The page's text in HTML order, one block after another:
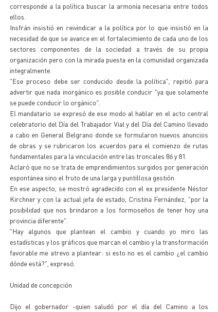
corresponde a la política buscar la armonía necesaria entre todos
ellos.
Insfrán insistió en reivindicar a la política por lo que insistió en la
necesidad de que se avance en el fortalecimiento de cada uno de los
sectores componentes de la sociedad a través de su propia
organización pero con la mirada puesta en la comunidad organizada
integralmente.
"Ese proceso debe ser conducido desde la política", repitió para
advertir que nada inorgánico es posible conducir "ya que solamente
se puede conducir lo orgánico".
El mandatario se expresó de ese modo al hablar en el acto central
celebratorio del Día del Trabajador Vial y del Día del Camino llevado
a cabo en General Belgrano donde se formularon nuevos anuncios
de obras y se rubricaron los acuerdos para el comienzo de rutas
fundamentales para la vinculación entre las troncales 86 y 81.
Aclaró que no se trata de emprendimientos surgidos por generación
espontánea sino el fruto de una larga y puntillosa gestión.
En ese aspecto, se mostró agradecido con el ex presidente Néstor
Kirchner y con la actual jefa de estado, Cristina Fernández, "por la
posibilidad que nos brindaron a los formoseños de tener hoy una
provincia diferente".
"Hay algunos que plantean el cambio y cuando yo miro las
estadísticas y los gráficos que marcan el cambio y la transformación
favorable me atrevo a plantear: si esto no es el cambio ¿el cambio
dónde está?", expresó.
Unidad de concepción
Dijo el gobernador -quien saludó por el día del Camino a los